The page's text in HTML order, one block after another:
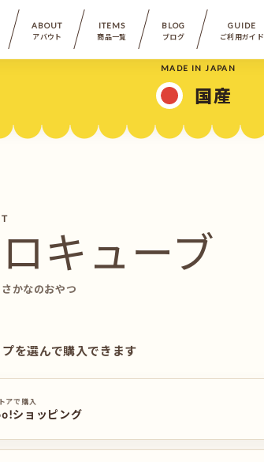
ABOUT
アバウト
ITEMS
商品一覧
BLOG
ブログ
GUIDE
ご利用ガイド
MADE IN JAPAN
国産
キューブ
かなのおやつ
を選んで購入できます
アで購入
ショッピング